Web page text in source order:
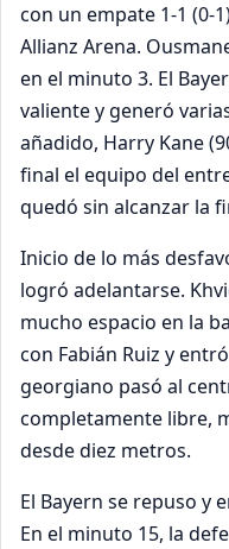
con un empate 1-1 (0-
Allianz Arena.
en el minuto 3. El
valiente y generó
añadido, Harry Kane
final el equipo del
quedó sin alcanzar la
Inicio de lo más
logró adelantarse.
mucho espacio en la
con Fabián Ruiz y
georgiano pasó al
completamente libre,
desde diez metros.
El Bayern se repuso y
En el minuto 15, la